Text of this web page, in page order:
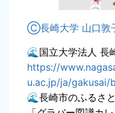
Ⓒ長崎大学 山口敦
🌊国立大学法人 長
https://
u.ac.jp/ja/gakusai/
🌊長崎市のふるさ